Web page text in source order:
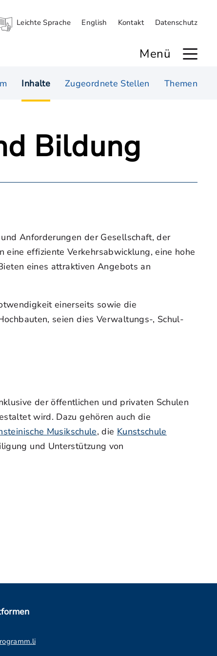
Leichte Sprache English Kontakt Datenschutz
Menü
Inhalte Zugeordnete Stellen Themen
Bildung
Anforderungen der Gesellschaft, der
effiziente Verkehrsabwicklung, eine hohe
eines attraktiven Angebots an
einerseits sowie die
seien dies Verwaltungs-, Schul-
der öffentlichen und privaten Schulen
wird. Dazu gehören auch die
Musikschule, die Kunstschule
und Unterstützung von